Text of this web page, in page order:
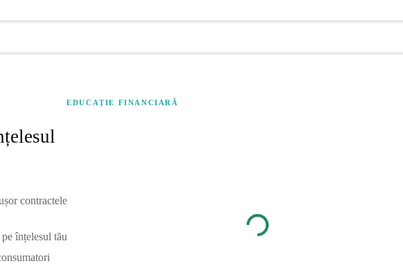
EDUCAȚIE FINANCIARĂ
contractele
înțelesul tău